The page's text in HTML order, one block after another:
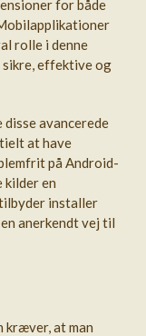
for både
rolle i denne
sikre, effektive og
avancerede
at have
på Android-
kilder en
installer
anerkendt vej til
kræver, at man